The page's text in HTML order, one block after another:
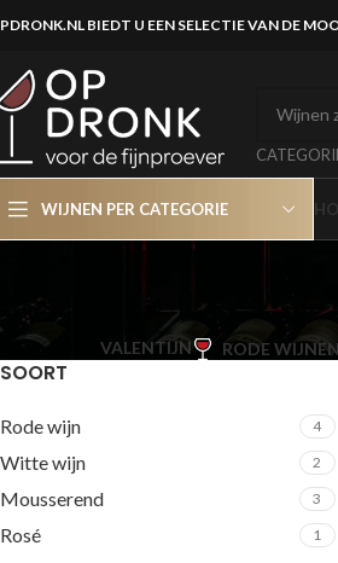
BIEDT U EEN SELECTIE VAN DE
WIJNEN PER CATEGORIE
VALENTIJN RODE WIJNEN
SOORT
Rode wijn 4
Witte wijn 2
Mousserend 3
Rosé 1